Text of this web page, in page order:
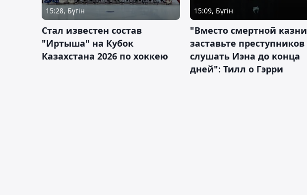
15:28, Бүгін
Стал известен состав
"Иртыша" на Кубок
Казахстана 2026 по хоккею
15:09, Бүгін
"Вместо смертной казни
заставьте преступников
слушать Иэна до конца
дней": Тилл о Гэрри